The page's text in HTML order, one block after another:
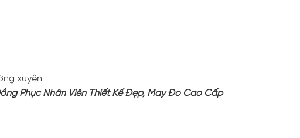
xuyên
Phục Nhân Viên Thiết Kế Đẹp, May Đo Cao Cấp